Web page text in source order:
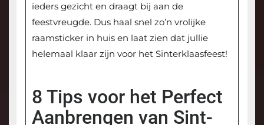
ieders gezicht en draagt bij aan de
feestvreugde. Dus haal snel zo’n vrolijke
raamsticker in huis en laat zien dat jullie
helemaal klaar zijn voor het Sinterklaasfeest!
8 Tips voor het Perfect
Aanbrengen van Sint-